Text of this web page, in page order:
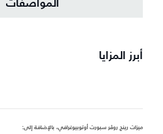
المواصفات
أبرز المزايا
ميزات رينج روڤر سبورت أوتوبيوغرافي، بالإضافة إلى: